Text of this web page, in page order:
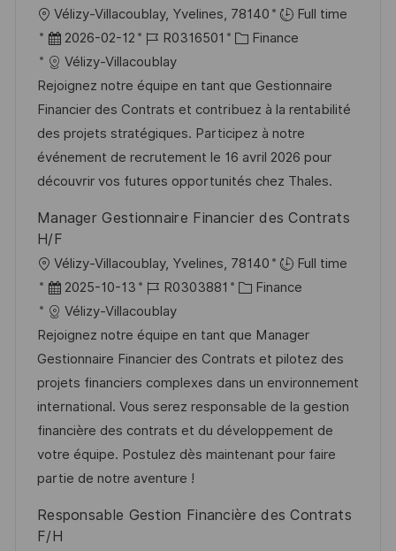
ö
f
i
c
h
u
n
g
O
r
t
Vélizy-Villacoublay, Yvelines, 78140
Full time
D
a
t
u
m
d
e
V
ö
f
h
u
2026-02-12
J
o
b
-
I
D
R0316501
K
t
e
g
o
r
e
Finance
Vélizy-Villacoublay
Rejoignez notre équipe en tant que Gestionnaire
Financier des Contrats et contribuez à la rentabilité
des projets stratégiques. Participez à notre
événement de recrutement le 16 avril 2026 pour
découvrir vos futures opportunités chez Thales.
Manager Gestionnaire Financier des Contrats
H/F
O
r
t
Vélizy-Villacoublay, Yvelines, 78140
Full time
D
a
t
u
m
d
e
r
V
r
2025-10-13
J
o
b
-
I
D
R0303881
K
t
e
g
o
r
i
Finance
Vélizy-Villacoublay
Rejoignez notre équipe en tant que Manager
Gestionnaire Financier des Contrats et pilotez des
projets financiers complexes dans un environnement
international. Vous serez responsable de la gestion
financière des contrats et du développement de
votre équipe. Postulez dès maintenant pour faire
partie de notre aventure !
Responsable Gestion Financière des Contrats
F/H